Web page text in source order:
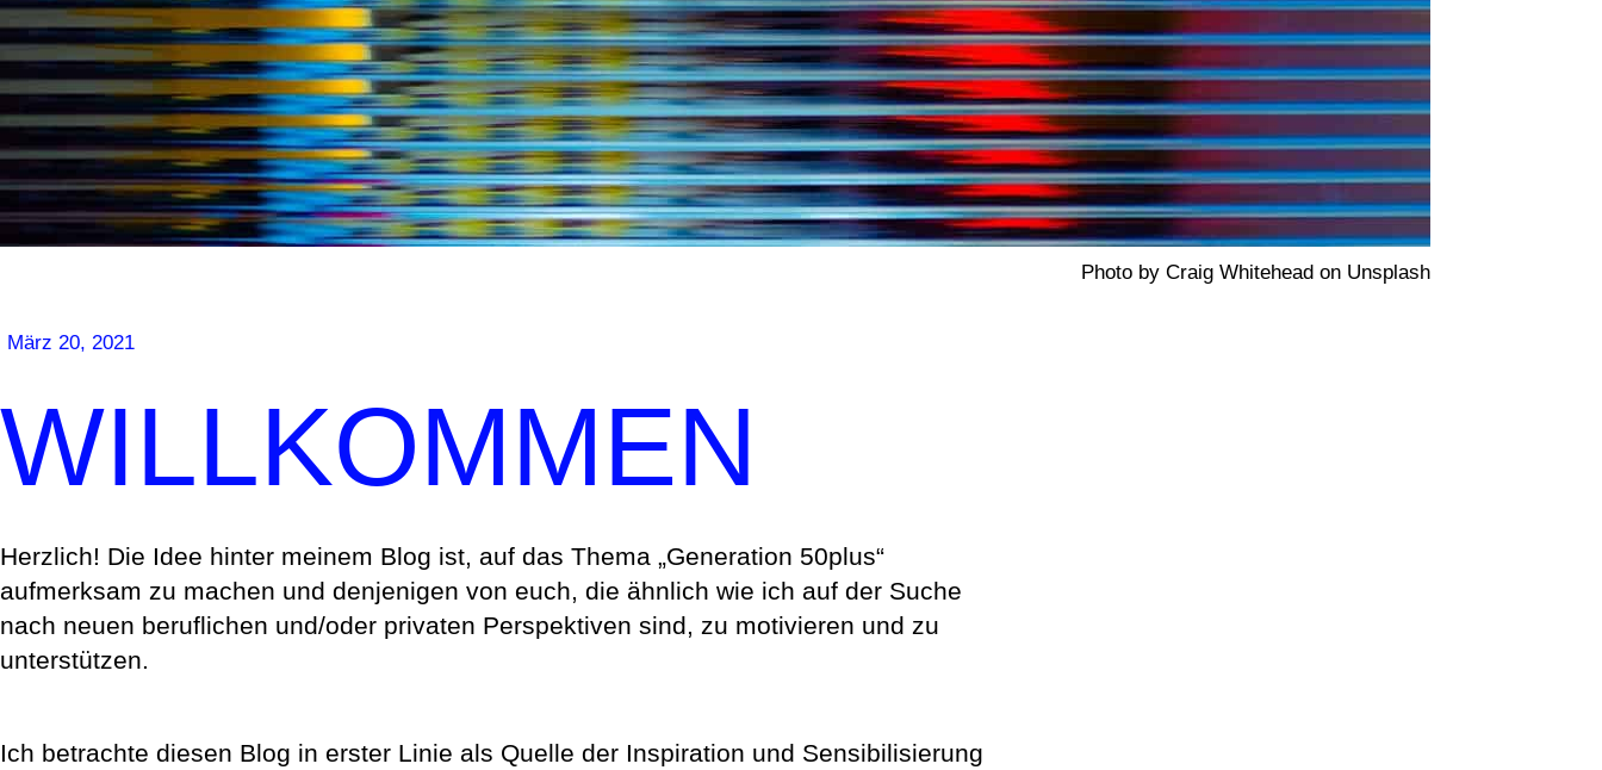
Photo by Craig Whitehead on Unsplash
März 20, 2021
WILLKOMMEN
Herzlich! Die Idee hinter meinem Blog ist, auf das Thema „Generation 50plus“
aufmerksam zu machen und denjenigen von euch, die ähnlich wie ich auf der Suche
nach neuen beruflichen und/oder privaten Perspektiven sind, zu motivieren und zu
unterstützen.
Ich betrachte diesen Blog in erster Linie als Quelle der Inspiration und Sensibilisierung